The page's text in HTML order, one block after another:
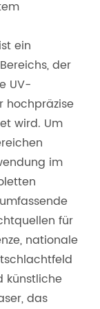
ein
der
UV-
hochpräzise
wird. Um
im
für
nationale
künstliche
das